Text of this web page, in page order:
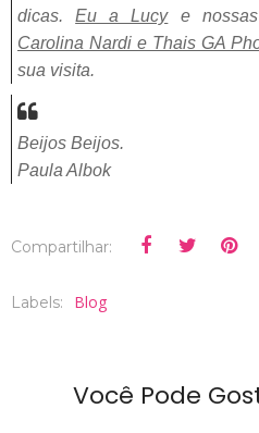
dicas.Eu a Lucy e
Carolina Nardi e Thais GA
sua visita.
Beijos Beijos.
Paula Albok
Compartilhar:
Labels: Blog
Você Pode